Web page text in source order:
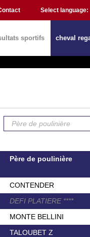
Select language:
sportifs cheval
Père de poulinière
CONTENDER
DEFI PLATIERE ****
MONTE BELLINI
TALOUBET Z